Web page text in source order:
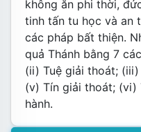
không ăn phi thời,
tinh tấn tu học và an
các pháp bất thiện.
quả Thánh bằng 7
(ii) Tuệ giải thoát;
(v) Tín giải thoát; (vi)
hành.